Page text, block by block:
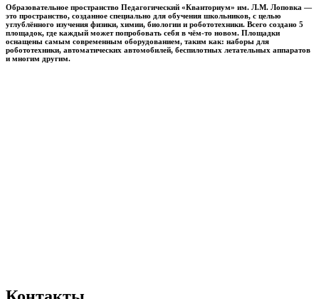
Образовательное пространство Педагогический «Кванториум» им. Л.М. Лоповка —
это пространство, созданное специально для обучения школьников, с целью
углублённого изучения физики, химии, биологии и робототехники. Всего создано 5
площадок, где каждый может попробовать себя в чём-то новом. Площадки
оснащены самым современным оборудованием, таким как: наборы для
робототехники, автоматических автомобилей, беспилотных летательных аппаратов
и многим другим.